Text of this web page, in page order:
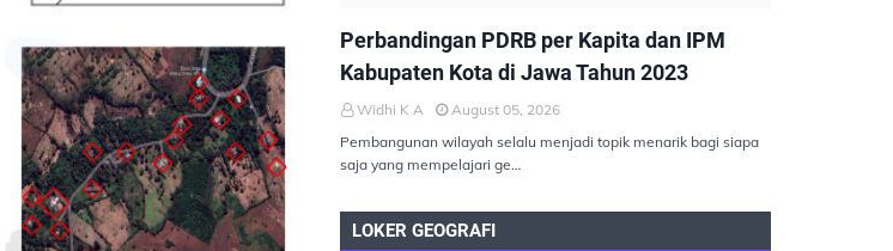
Perbandingan PDRB per Kapita dan IPM
Kabupaten Kota di Jawa Tahun 2023
Widhi K A
August 05, 2026
Pembangunan wilayah selalu menjadi topik menarik bagi siapa
saja yang mempelajari ge…
LOKER GEOGRAFI